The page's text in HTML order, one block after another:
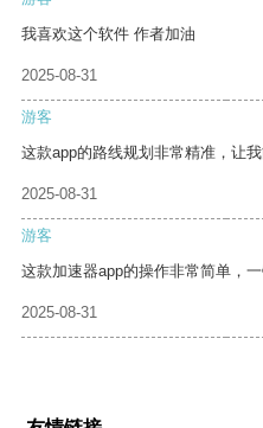
我喜欢这个软件 作者加油
2025-08-31
游客
这款app的路线规划非常精准，让我
2025-08-31
游客
这款加速器app的操作非常简单，
2025-08-31